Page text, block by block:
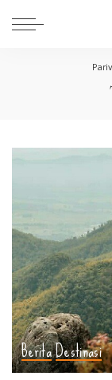
BeritaDestinasi